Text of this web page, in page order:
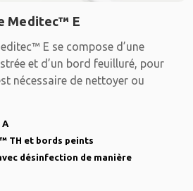
Meditec™ E
E se compose d’une
et d’un bord feuilluré, pour
nécessaire de nettoyer ou
A
TH et bords peints
désinfection de manière